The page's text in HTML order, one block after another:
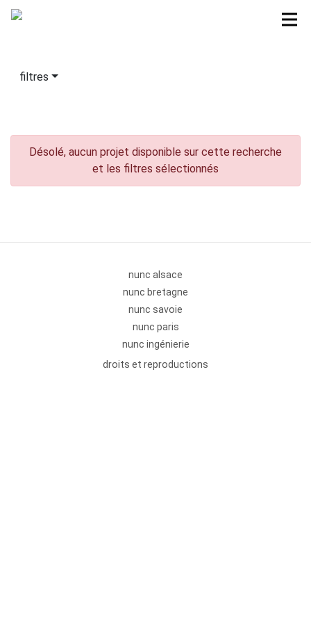
filtres
Désolé, aucun projet disponible sur cette recherche
et les filtres sélectionnés
nunc alsace
nunc bretagne
nunc savoie
nunc paris
nunc ingénierie
droits et reproductions